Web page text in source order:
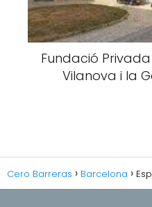
Fundació
Vilanova i la
Cero Barreras Barcelona